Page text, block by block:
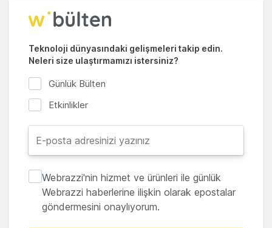
Teknoloji dünyasındaki gelişmeleri takip edin.
Neleri size ulaştırmamızı istersiniz?
Günlük Bülten
Etkinlikler
Webrazzi'nin hizmet ve ürünleri ile günlük
Webrazzi haberlerine ilişkin olarak epostalar
göndermesini onaylıyorum.